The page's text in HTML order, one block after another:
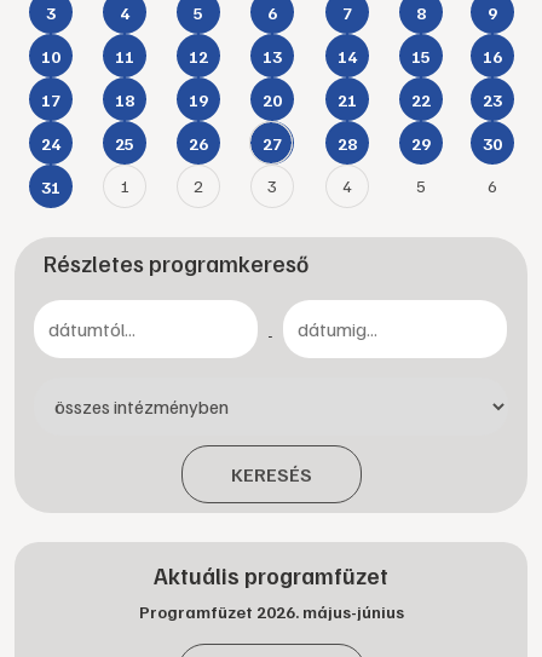
3 4 5 6 7 8 9
10 11 12 13 14 15 16
17 18 19 20 21 22 23
24 25 26 27 28 29 30
31 1 2 3 4 5 6
Részletes programkereső
-
KERESÉS
Aktuális programfüzet
Programfüzet 2026. május-június